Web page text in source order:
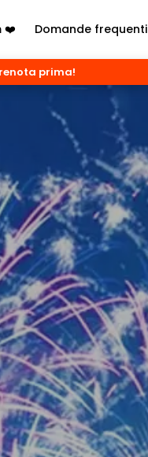
❤️ Domande frequenti
prima!